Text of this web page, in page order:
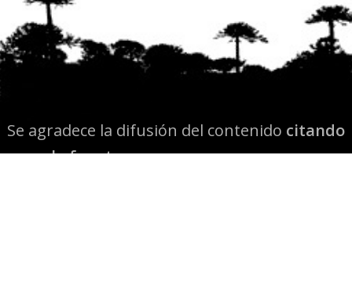
Se agradece la difusión del contenido citando
la fuente www.mapuexpress.org